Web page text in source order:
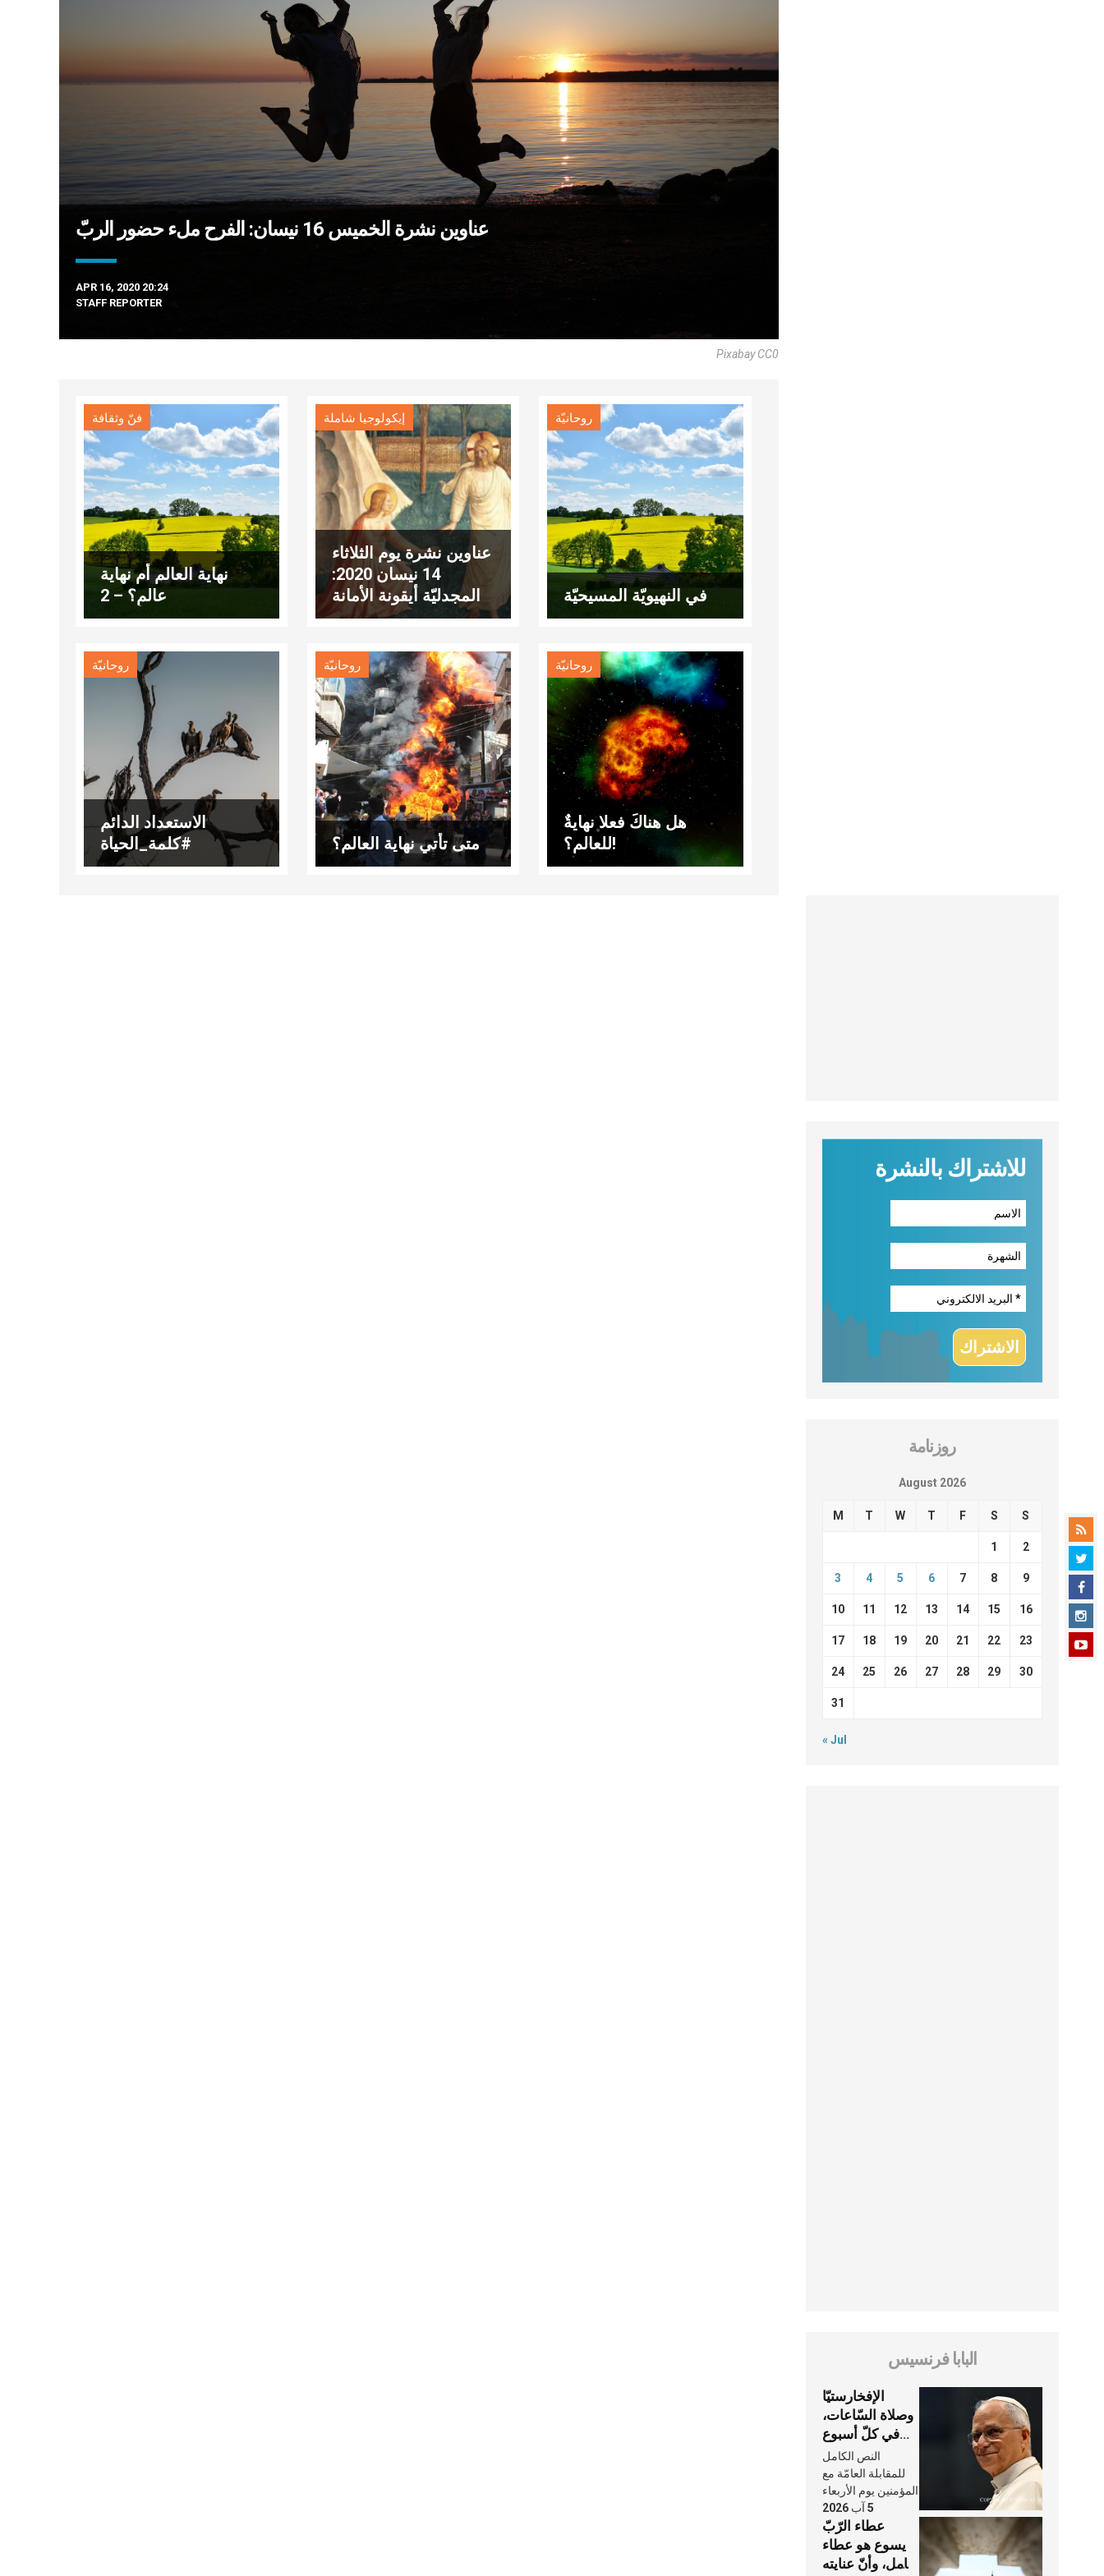
عناوين نشرة الخميس 16 نيسان: الفرح ملء حضور الربّ
APR 16, 2020 20:24
STAFF REPORTER
Pixabay CC0
فنّ وثقافة
نهاية العالم أم نهاية
عالمٍ؟ – 2
إيكولوجيا شاملة
عناوين نشرة يوم الثلاثاء
14 نيسان 2020:
المجدليّة أيقونة الأمانة
روحانيّة
في النهيويّة المسيحيّة
روحانيّة
الاستعداد الدائم
#كلمة_الحياة
روحانيّة
متى تأتي نهاية العالم؟
روحانيّة
هل هناكَ فعلا نهايةٌ
للعالم؟!
للاشتراك بالنشرة
روزنامة
August 2026
M T W T F S S
1 2
3 4 5 6 7 8 9
10 11 12 13 14 15 16
17 18 19 20 21 22 23
24 25 26 27 28 29 30
31
« Jul
البابا فرنسيس
الإفخارستيّا
وصلاة السّاعات،
في كلّ أسبوع
وكلّ يوم، هما
النَّفَس في حياة
الكنيسة
النص الكامل
للمقابلة العامّة مع
المؤمنين يوم الأربعاء
5 آب 2026
عطاء الرّبّ
يسوع هو عطاء
شامل، وأنّ عنايته